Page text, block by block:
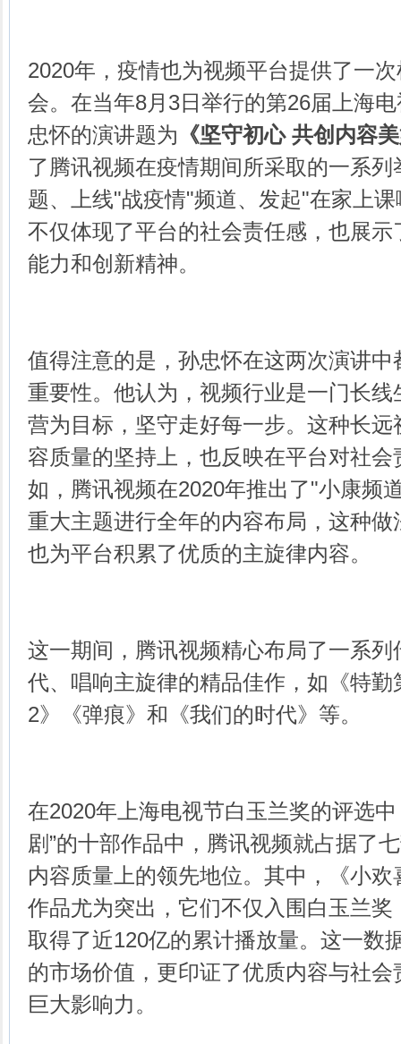
2020年，疫情也为视频平台提供了一
会。在当年8月3日举行的第26届上海
忠怀的演讲题为 《坚守初心 共创内容
了腾讯视频在疫情期间所采取的一系
题、上线"战疫情"频道、发起"在家上
不仅体现了平台的社会责任感，也展
能力和创新精神。
值得注意的是，孙忠怀在这两次演讲中
重要性。他认为，视频行业是一门长
营为目标，坚守走好每一步。这种长
容质量的坚持上，也反映在平台对社
如，腾讯视频在2020年推出了"小康频
重大主题进行全年的内容布局，这种
也为平台积累了优质的主旋律内容。
这一期间，腾讯视频精心布局了一系
代、唱响主旋律的精品佳作，如《特
2》《弹痕》和《我们的时代》等。
在2020年上海电视节白玉兰奖的评选
剧”的十部作品中，腾讯视频就占据了
内容质量上的领先地位。其中，《小
作品尤为突出，它们不仅入围白玉兰
取得了近120亿的累计播放量。这一数
的市场价值，更印证了优质内容与社
巨大影响力。